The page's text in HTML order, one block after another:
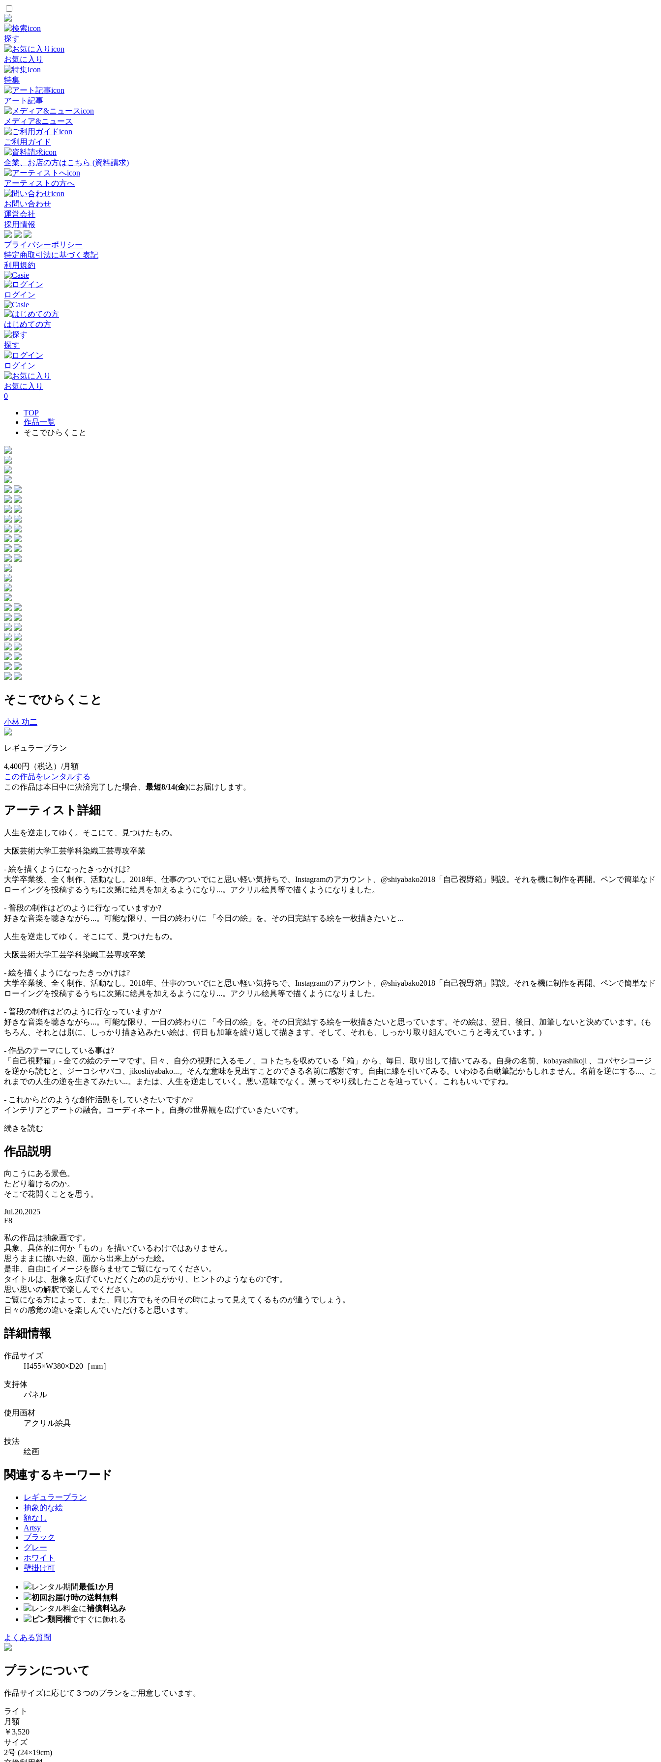
探す
お気に入り
特集
アート記事
メディア&ニュース
ご利用ガイド
企業、お店の方はこちら (資料請求)
アーティストの方へ
お問い合わせ
運営会社
採用情報
プライバシーポリシー
特定商取引法に基づく表記
利用規約
ログイン
はじめての方
探す
ログイン
お気に入り
0
TOP
作品一覧
そこでひらくこと
そこでひらくこと
小林 功二
レギュラープラン
4,400円
（税込）/月額
この作品をレンタルする
この作品は本日中に決済完了した場合、 最短8/14(金)にお届けします。
アーティスト詳細
人生を逆走してゆく。そこにて、見つけたもの。
大阪芸術大学工芸学科染織工芸専攻卒業
- 絵を描くようになったきっかけは?
大学卒業後、全く制作、活動なし。2018年、仕事のついでにと思い軽い気持ちで、Instagramのアカウント、@shiyabako2018「自己視野箱」開設。それを機に制作を再開。ペンで簡単なド
ローイングを投稿するうちに次第に絵具を加えるようになり...。アクリル絵具等で描くようになりました。
- 普段の制作はどのように行なっていますか?
好きな音楽を聴きながら...。可能な限り、一日の終わりに 「今日の絵」を。その日完結する絵を一枚描きたいと...
人生を逆走してゆく。そこにて、見つけたもの。
大阪芸術大学工芸学科染織工芸専攻卒業
- 絵を描くようになったきっかけは?
大学卒業後、全く制作、活動なし。2018年、仕事のついでにと思い軽い気持ちで、Instagramのアカウント、@shiyabako2018「自己視野箱」開設。それを機に制作を再開。ペンで簡単なド
ローイングを投稿するうちに次第に絵具を加えるようになり...。アクリル絵具等で描くようになりました。
- 普段の制作はどのように行なっていますか?
好きな音楽を聴きながら...。可能な限り、一日の終わりに 「今日の絵」を。その日完結する絵を一枚描きたいと思っています。その絵は、翌日、後日、加筆しないと決めています。(も
ちろん、それとは別に、しっかり描き込みたい絵は、何日も加筆を繰り返して描きます。そして、それも、しっかり取り組んでいこうと考えています。)
- 作品のテーマにしている事は?
「自己視野箱」- 全ての絵のテーマです。日々、自分の視野に入るモノ、コトたちを収めている「箱」から、毎日、取り出して描いてみる。自身の名前、kobayashikoji 、コバヤシコージ
を逆から読むと、ジーコシヤバコ、jikoshiyabako...。そんな意味を見出すことのできる名前に感謝です。自由に線を引いてみる。いわゆる自動筆記かもしれません。名前を逆にする...、こ
れまでの人生の逆を生きてみたい...。または、人生を逆走していく。悪い意味でなく。溯ってやり残したことを辿っていく。これもいいですね。
- これからどのような創作活動をしていきたいですか?
インテリアとアートの融合。コーディネート。自身の世界観を広げていきたいです。
続きを読む
作品説明
向こうにある景色。
たどり着けるのか。
そこで花開くことを思う。
Jul.20,2025
F8
私の作品は抽象画です。
具象、具体的に何か「もの」を描いているわけではありません。
思うままに描いた線、面から出来上がった絵。
是非、自由にイメージを膨らませてご覧になってください。
タイトルは、想像を広げていただくための足がかり、ヒントのようなものです。
思い思いの解釈で楽しんでください。
ご覧になる方によって、また、同じ方でもその日その時によって見えてくるものが違うでしょう。
日々の感覚の違いを楽しんでいただけると思います。
詳細情報
作品サイズ
H455×W380×D20［mm］
支持体
パネル
使用画材
アクリル絵具
技法
絵画
関連するキーワード
レギュラープラン
抽象的な絵
額なし
Artsy
ブラック
グレー
ホワイト
壁掛け可
レンタル期間最低1か月
初回お届け時の送料無料
レンタル料金に補償料込み
ピン類同梱ですぐに飾れる
よくある質問
プランについて
作品サイズに応じて３つのプランをご用意しています。
ライト
月額
￥3,520
サイズ
2号 (24×19cm)